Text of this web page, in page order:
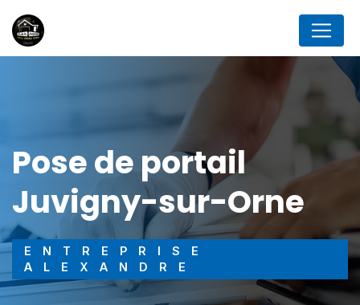
pose de portail
Juvigny-sur-Orne
ENTREPRISE
ALEXANDRE